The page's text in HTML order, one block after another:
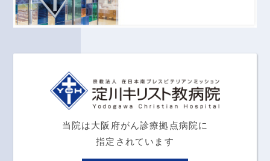
当院は大阪府がん診療拠点病院に
指定されています